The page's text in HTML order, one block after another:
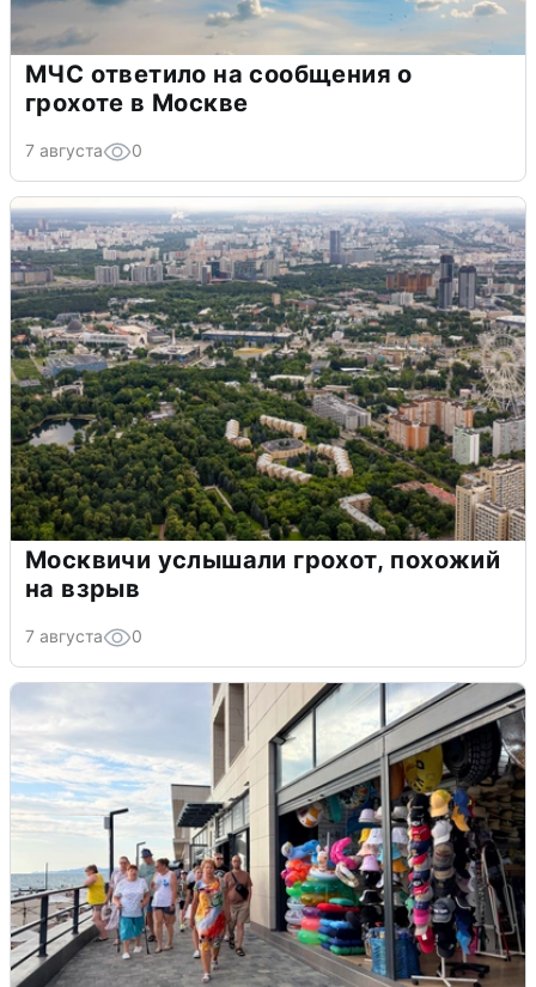
МЧС ответило на сообщения о
грохоте в Москве
7 августа 0
Москвичи услышали грохот, похожий
на взрыв
7 августа 0